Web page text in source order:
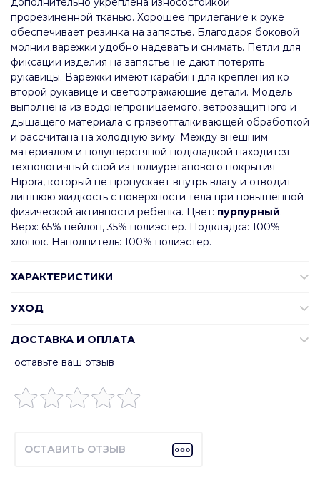
прорезиненной тканью. Хорошее прилегание к руке
обеспечивает резинка на запястье. Благодаря боковой
молнии варежки удобно надевать и снимать. Петли для
фиксации изделия на запястье не дают потерять
рукавицы. Варежки имеют карабин для крепления ко
второй рукавице и светоотражающие детали. Модель
выполнена из водонепроницаемого, ветрозащитного и
дышащего материала с грязеотталкивающей обработкой
и рассчитана на холодную зиму. Между внешним
материалом и полушерстяной подкладкой находится
технологичный слой из полиуретанового покрытия
Hipora, который не пропускает внутрь влагу и отводит
лишнюю жидкость с поверхности тела при повышенной
физической активности ребенка. Цвет: пурпурный.
Верх: 65% нейлон, 35% полиэстер. Подкладка: 100%
хлопок. Наполнитель: 100% полиэстер.
ХАРАКТЕРИСТИКИ
УХОД
ДОСТАВКА И ОПЛАТА
оставьте ваш отзыв
ОСТАВИТЬ ОТЗЫВ